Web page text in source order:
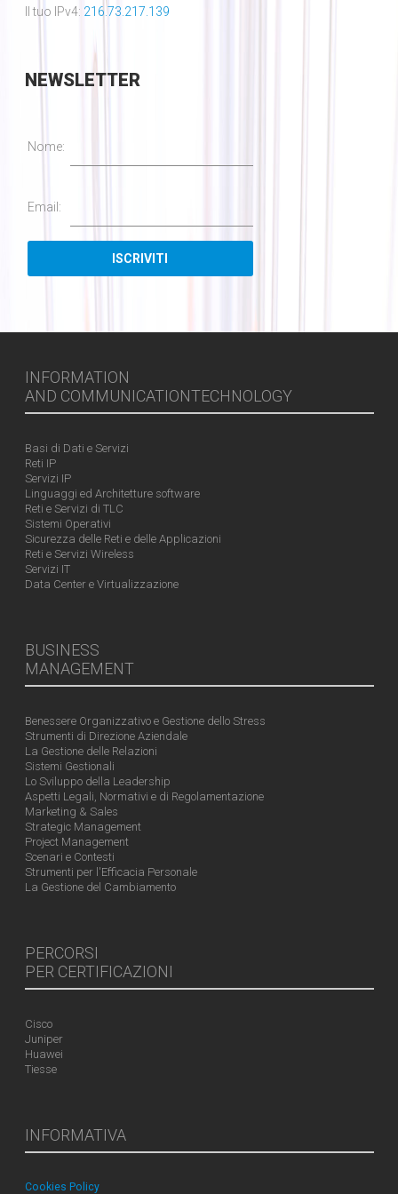
Il tuo IPv4: 216.73.217.139
NEWSLETTER
Nome:
Email:
INFORMATION
AND COMMUNICATIONTECHNOLOGY
Basi di Dati e Servizi
Reti IP
Servizi IP
Linguaggi ed Architetture software
Reti e Servizi di TLC
Sistemi Operativi
Sicurezza delle Reti e delle Applicazioni
Reti e Servizi Wireless
Servizi IT
Data Center e Virtualizzazione
BUSINESS
MANAGEMENT
Benessere Organizzativo e Gestione dello Stress
Strumenti di Direzione Aziendale
La Gestione delle Relazioni
Sistemi Gestionali
Lo Sviluppo della Leadership
Aspetti Legali, Normativi e di Regolamentazione
Marketing & Sales
Strategic Management
Project Management
Scenari e Contesti
Strumenti per l'Efficacia Personale
La Gestione del Cambiamento
PERCORSI
PER CERTIFICAZIONI
Cisco
Juniper
Huawei
Tiesse
INFORMATIVA
Cookies Policy